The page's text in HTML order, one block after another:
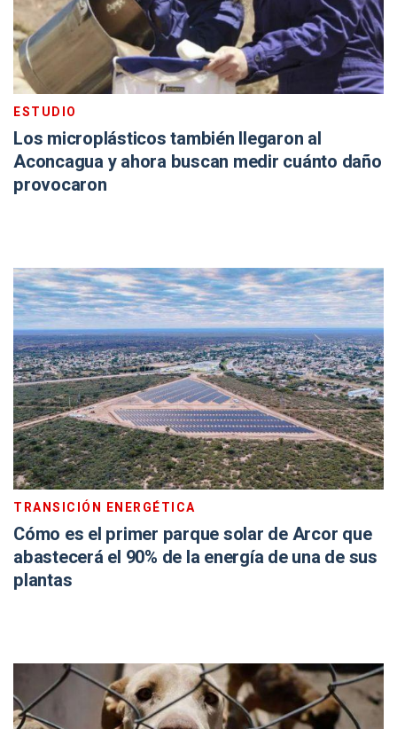
ESTUDIO
Los microplásticos también llegaron al
Aconcagua y ahora buscan medir cuánto daño
provocaron
TRANSICIÓN ENERGÉTICA
Cómo es el primer parque solar de Arcor que
abastecerá el 90% de la energía de una de sus
plantas